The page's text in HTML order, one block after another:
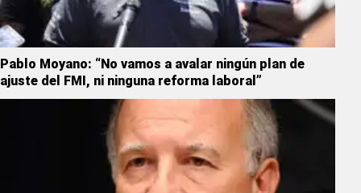
Pablo Moyano: “No vamos a avalar ningún plan de
ajuste del FMI, ni ninguna reforma laboral”